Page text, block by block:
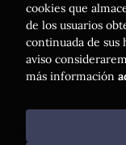
cookies que
de los usuarios
continuada de sus
aviso
más información